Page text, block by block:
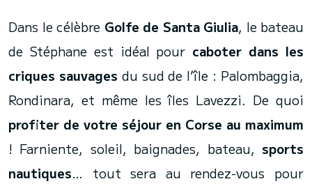
Dans le célèbre Golfe de Santa Giulia, le bateau
de Stéphane est idéal pour caboter dans les
criques sauvages du sud de l’île : Palombaggia,
Rondinara, et même les îles Lavezzi. De quoi
profiter de votre séjour en Corse au maximum
! Farniente, soleil, baignades, bateau, sports
nautiques… tout sera au rendez-vous pour